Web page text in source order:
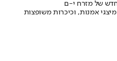
של מזרח י-ם
אמנות, וכיכרות משופצות